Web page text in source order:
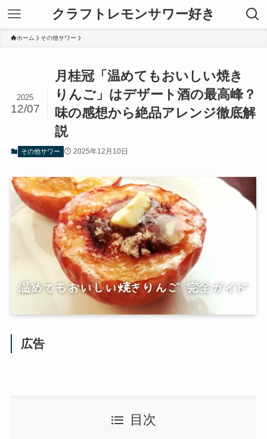
クラフトレモンサワー好き
ホーム その他サワー
月桂冠「温めてもおいしい焼き
りんご」はデザート酒の最高峰？
味の感想から絶品アレンジ徹底解
説
2025
12/07
その他サワー 2025年12月10日
広告
目次